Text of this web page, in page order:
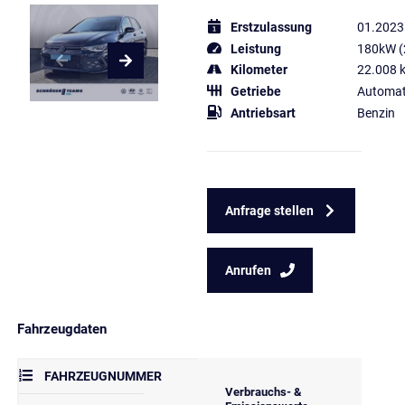
Erstzulassung
01.2023
Leistung
180kW
Kilometer
22.008
Getriebe
Antriebsart
Benzin
Anfrage stellen
Anrufen
Fahrzeugdaten
FAHRZEUGNUMMER
Verbrauchs- &